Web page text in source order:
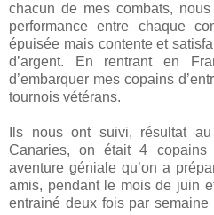
chacun de mes combats,
performance entre chaque
épuisée mais contente et
d’argent. En rentrant en
d’embarquer mes copains
tournois vétérans.
Ils nous ont suivi, résultat
Canaries, on était 4 copains
aventure géniale qu’on a
amis, pendant le mois de juin
entrainé deux fois par